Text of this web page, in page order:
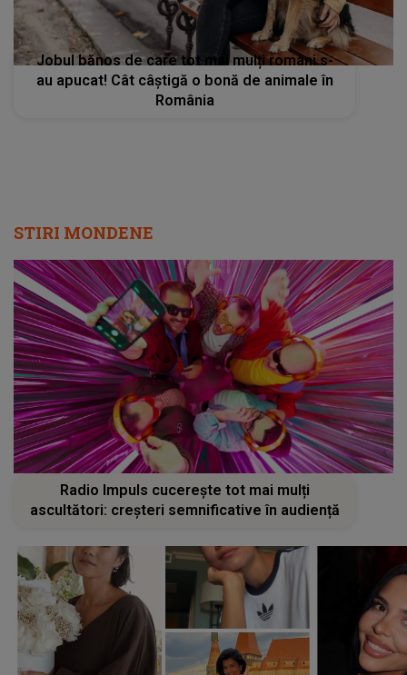
Jobul bănos de care tot mai mulți români s-
au apucat! Cât câștigă o bonă de animale în
România
STIRI MONDENE
Radio Impuls cucerește tot mai mulți
ascultători: creșteri semnificative în audiență